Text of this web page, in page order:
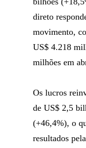
direto
movimento,
US$ 4.218
milhões em
Os lucros
de US$ 2,5
(+46,4%), o
resultados